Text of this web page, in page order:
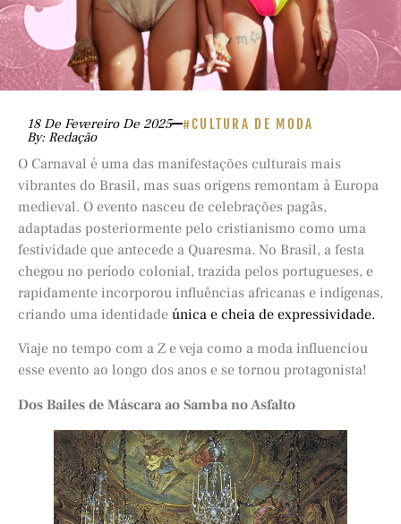
18 De Fevereiro De 2025 #CULTURA DE MODA
By: Redação
O Carnaval é uma das manifestações culturais mais
vibrantes do Brasil, mas suas origens remontam à Europa
medieval. O evento nasceu de celebrações pagãs,
adaptadas posteriormente pelo cristianismo como uma
festividade que antecede a Quaresma. No Brasil, a festa
chegou no período colonial, trazida pelos portugueses, e
rapidamente incorporou influências africanas e indígenas,
criando uma identidade única e cheia de expressividade.
Viaje no tempo com a Z e veja como a moda influenciou
esse evento ao longo dos anos e se tornou protagonista!
Dos Bailes de Máscara ao Samba no Asfalto